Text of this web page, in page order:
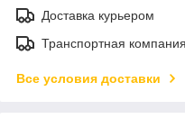
Доставка курьером
Транспортная компания
Все условия доставки